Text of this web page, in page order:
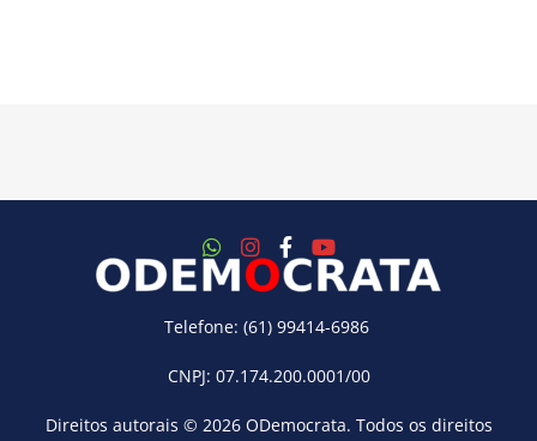
Telefone: (61) 99414-6986
CNPJ: 07.174.200.0001/00
Direitos autorais © 2026 ODemocrata. Todos os direitos